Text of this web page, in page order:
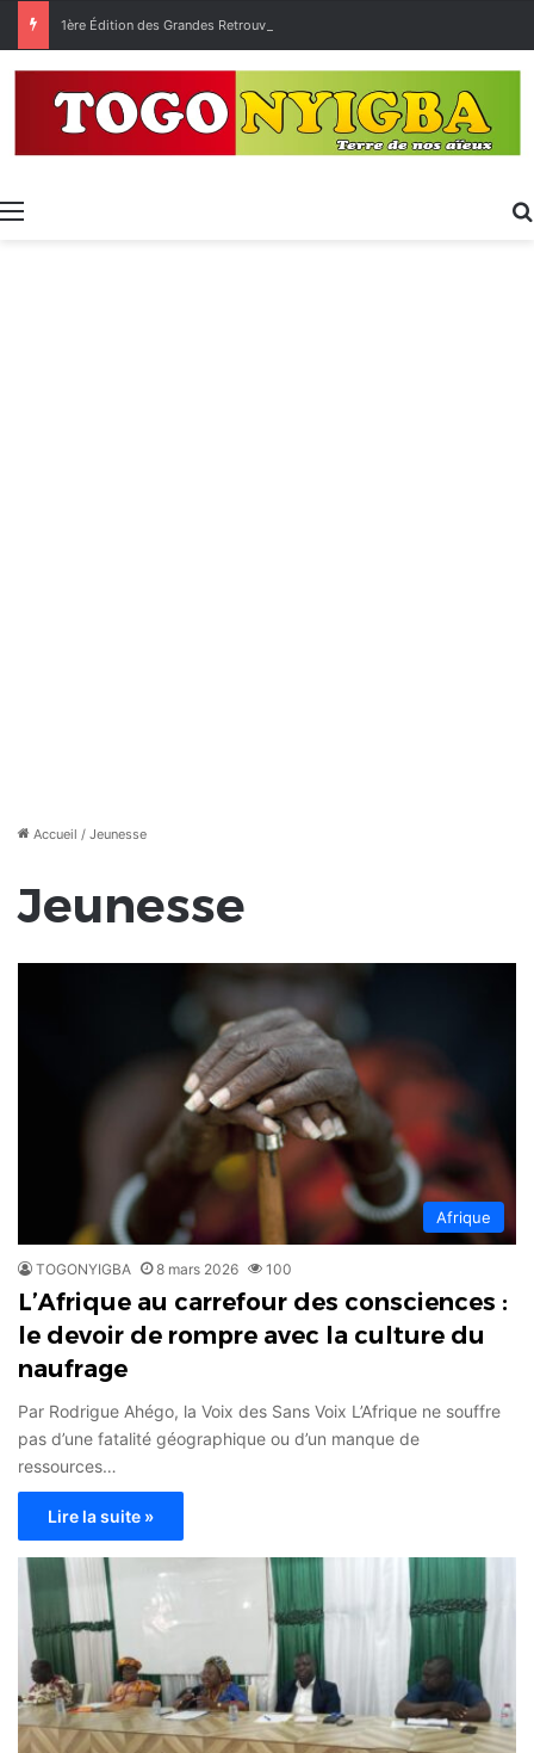
Menu
Accueil / Jeunesse
Jeunesse
Afrique
TOGONYIGBA 8 mars 2026 100
L’Afrique au carrefour des consciences :
le devoir de rompre avec la culture du
naufrage
​Par Rodrigue Ahégo, la Voix des Sans Voix ​L’Afrique ne souffre
pas d’une fatalité géographique ou d’un manque de
ressources…
Lire la suite »